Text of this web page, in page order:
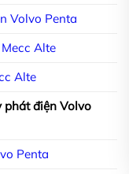
Volvo Penta
Alte
Alte
phát điện Volvo
Penta